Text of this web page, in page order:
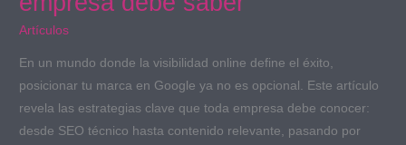
Artículos
En un mundo donde la visibilidad online define el éxito,
posicionar tu marca en Google ya no es opcional. Este artículo
revela las estrategias clave que toda empresa debe conocer:
desde SEO técnico hasta contenido relevante, pasando por